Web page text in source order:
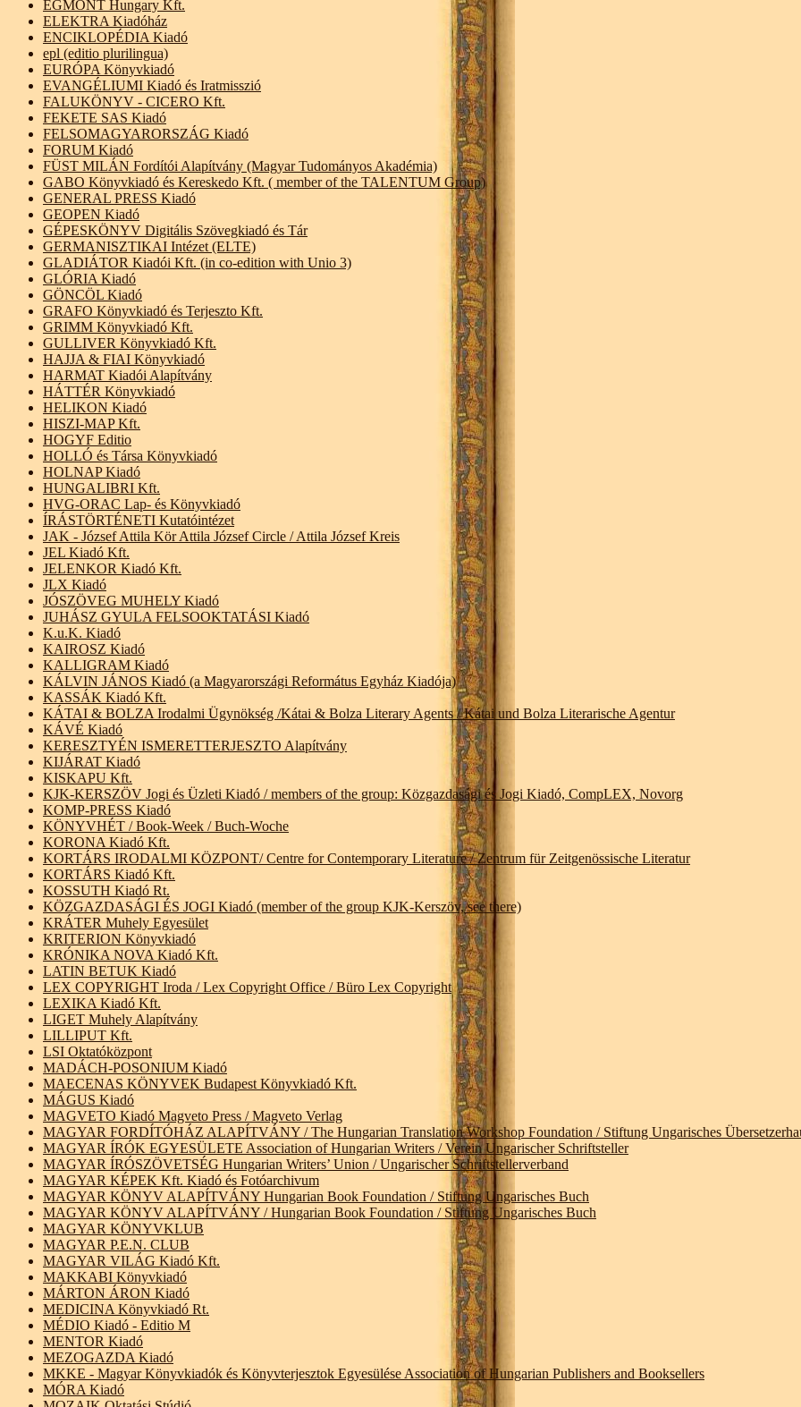
EGMONT Hungary Kft.
ELEKTRA Kiadóház
ENCIKLOPÉDIA Kiadó
epl (editio plurilingua)
EURÓPA Könyvkiadó
EVANGÉLIUMI Kiadó és Iratmisszió
FALUKÖNYV - CICERO Kft.
FEKETE SAS Kiadó
FELSOMAGYARORSZÁG Kiadó
FORUM Kiadó
FÜST MILÁN Fordítói Alapítvány (Magyar Tudományos Akadémia)
GABO Könyvkiadó és Kereskedo Kft. ( member of the TALENTUM Group)
GENERAL PRESS Kiadó
GEOPEN Kiadó
GÉPESKÖNYV Digitális Szövegkiadó és Tár
GERMANISZTIKAI Intézet (ELTE)
GLADIÁTOR Kiadói Kft. (in co-edition with Unio 3)
GLÓRIA Kiadó
GÖNCÖL Kiadó
GRAFO Könyvkiadó és Terjeszto Kft.
GRIMM Könyvkiadó Kft.
GULLIVER Könyvkiadó Kft.
HAJJA & FIAI Könyvkiadó
HARMAT Kiadói Alapítvány
HÁTTÉR Könyvkiadó
HELIKON Kiadó
HISZI-MAP Kft.
HOGYF Editio
HOLLÓ és Társa Könyvkiadó
HOLNAP Kiadó
HUNGALIBRI Kft.
HVG-ORAC Lap- és Könyvkiadó
ÍRÁSTÖRTÉNETI Kutatóintézet
JAK - József Attila Kör Attila József Circle / Attila József Kreis
JEL Kiadó Kft.
JELENKOR Kiadó Kft.
JLX Kiadó
JÓSZÖVEG MUHELY Kiadó
JUHÁSZ GYULA FELSOOKTATÁSI Kiadó
K.u.K. Kiadó
KAIROSZ Kiadó
KALLIGRAM Kiadó
KÁLVIN JÁNOS Kiadó (a Magyarországi Református Egyház Kiadója)
KASSÁK Kiadó Kft.
KÁTAI & BOLZA Irodalmi Ügynökség /Kátai & Bolza Literary Agents / Kátai und Bolza Literarische Agentur
KÁVÉ Kiadó
KERESZTYÉN ISMERETTERJESZTO Alapítvány
KIJÁRAT Kiadó
KISKAPU Kft.
KJK-KERSZÖV Jogi és Üzleti Kiadó / members of the group: Közgazdasági és Jogi Kiadó, CompLEX, Novorg
KOMP-PRESS Kiadó
KÖNYVHÉT / Book-Week / Buch-Woche
KORONA Kiadó Kft.
KORTÁRS IRODALMI KÖZPONT/ Centre for Contemporary Literature / Zentrum für Zeitgenössische Literatur
KORTÁRS Kiadó Kft.
KOSSUTH Kiadó Rt.
KÖZGAZDASÁGI ÉS JOGI Kiadó (member of the group KJK-Kerszöv, see there)
KRÁTER Muhely Egyesület
KRITERION Könyvkiadó
KRÓNIKA NOVA Kiadó Kft.
LATIN BETUK Kiadó
LEX COPYRIGHT Iroda / Lex Copyright Office / Büro Lex Copyright
LEXIKA Kiadó Kft.
LIGET Muhely Alapítvány
LILLIPUT Kft.
LSI Oktatóközpont
MADÁCH-POSONIUM Kiadó
MAECENAS KÖNYVEK Budapest Könyvkiadó Kft.
MÁGUS Kiadó
MAGVETO Kiadó Magveto Press / Magveto Verlag
MAGYAR FORDÍTÓHÁZ ALAPÍTVÁNY / The Hungarian Translation Workshop Foundation / Stiftung Ungarisches
MAGYAR ÍRÓK EGYESÜLETE Association of Hungarian Writers / Verein Ungarischer Schriftsteller
MAGYAR ÍRÓSZÖVETSÉG Hungarian Writers’ Union / Ungarischer Schriftstellerverband
MAGYAR KÉPEK Kft. Kiadó és Fotóarchivum
MAGYAR KÖNYV ALAPÍTVÁNY Hungarian Book Foundation / Stiftung Ungarisches Buch
MAGYAR KÖNYV ALAPÍTVÁNY / Hungarian Book Foundation / Stiftung Ungarisches Buch
MAGYAR KÖNYVKLUB
MAGYAR P.E.N. CLUB
MAGYAR VILÁG Kiadó Kft.
MAKKABI Könyvkiadó
MÁRTON ÁRON Kiadó
MEDICINA Könyvkiadó Rt.
MÉDIO Kiadó - Editio M
MENTOR Kiadó
MEZOGAZDA Kiadó
MKKE - Magyar Könyvkiadók és Könyvterjesztok Egyesülése Association of Hungarian Publishers and Booksellers
MÓRA Kiadó